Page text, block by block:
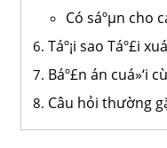
Có sáºµn cho
Táº¡i sao Táº£i
Báº£n án cuá»‘i
Câu hỏi thường